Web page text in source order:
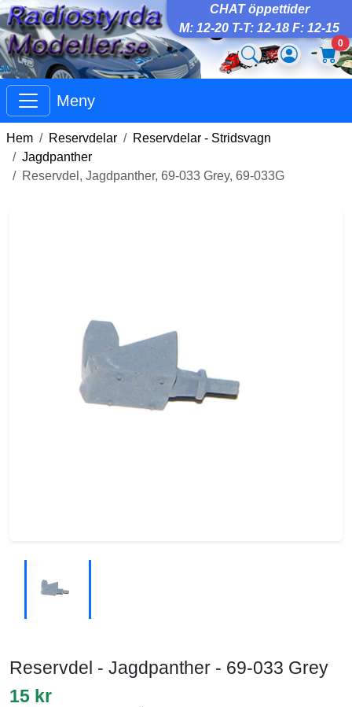
CHAT öppettider
M: 12-20 T-T: 12-18 F: 12-15
0
Meny
Hem Reservdelar
Reservdelar - Stridsvagn
Jagdpanther
Reservdel, Jagdpanther, 69-033 Grey, 69-033G
Reservdel - Jagdpanther - 69-033 Grey
15 kr